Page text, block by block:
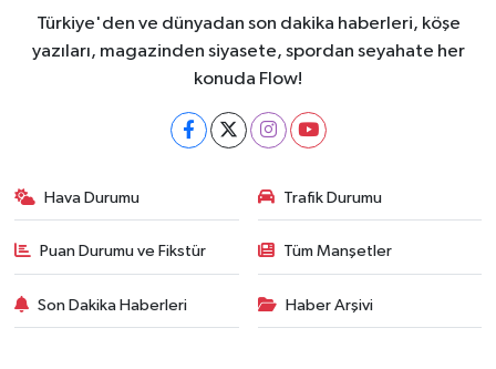
Türkiye'den ve dünyadan son dakika haberleri, köşe
yazıları, magazinden siyasete, spordan seyahate her
konuda Flow!
Hava Durumu Trafik Durumu
Puan Durumu ve Fikstür Tüm Manşetler
Son Dakika Haberleri Haber Arşivi